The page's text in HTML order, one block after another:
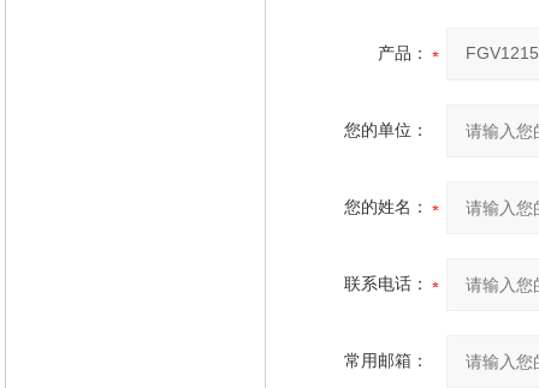
产品：
您的单位：
您的姓名：
联系电话：
常用邮箱：